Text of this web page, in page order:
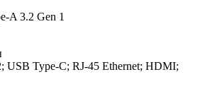
A 3.2 Gen 1
USB Type-C; RJ-45 Ethernet; HDMI;